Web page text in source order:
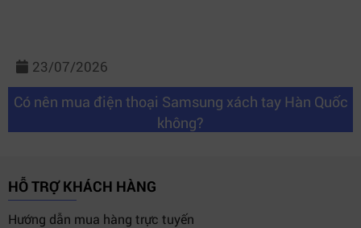
23/07/2026
Có nên mua điện thoại Samsung xách tay Hàn Quốc
không?
HỖ TRỢ KHÁCH HÀNG
Hướng dẫn mua hàng trực tuyến